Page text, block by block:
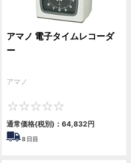
アマノ 電子タイムレコーダ
ー
アマノ
通常価格(税別)： 64,832円
8 日目